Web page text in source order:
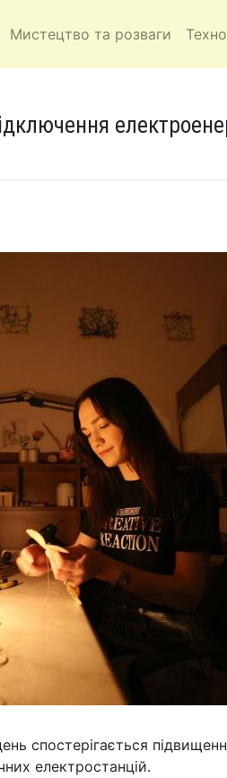
Мистецтво та розваги
спостерігається
електростанцій.